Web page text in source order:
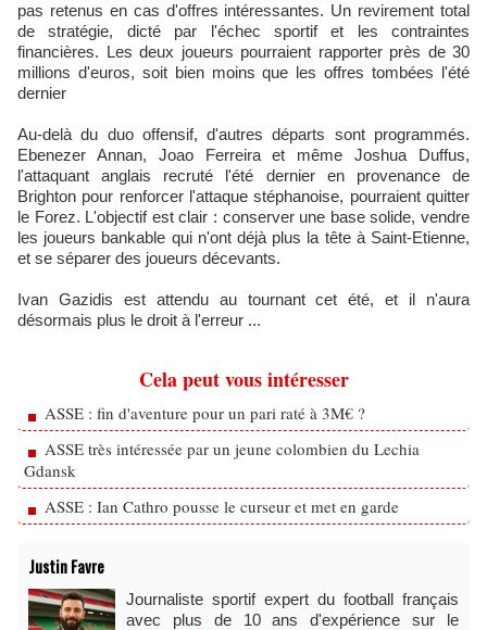
pas retenus en cas d'offres intéressantes. Un revirement total
de stratégie, dicté par l'échec sportif et les contraintes
financières. Les deux joueurs pourraient rapporter près de 30
millions d'euros, soit bien moins que les offres tombées l'été
dernier
Au-delà du duo offensif, d'autres départs sont programmés.
Ebenezer Annan, Joao Ferreira et même Joshua Duffus,
l'attaquant anglais recruté l'été dernier en provenance de
Brighton pour renforcer l'attaque stéphanoise, pourraient quitter
le Forez. L'objectif est clair : conserver une base solide, vendre
les joueurs bankable qui n'ont déjà plus la tête à Saint-Etienne,
et se séparer des joueurs décevants.
Ivan Gazidis est attendu au tournant cet été, et il n'aura
désormais plus le droit à l'erreur ...
Cela peut vous intéresser
ASSE : fin d'aventure pour un pari raté à 3M€ ?
ASSE très intéressée par un jeune colombien du Lechia
Gdansk
ASSE : Ian Cathro pousse le curseur et met en garde
Justin Favre
Journaliste sportif expert du football français
avec plus de 10 ans d'expérience sur le